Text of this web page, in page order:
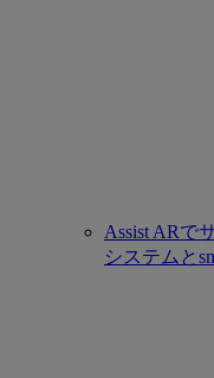
Assist ARで
システムと